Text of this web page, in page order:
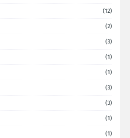
(12)
(2)
(3)
(1)
(1)
(3)
(3)
(1)
(1)